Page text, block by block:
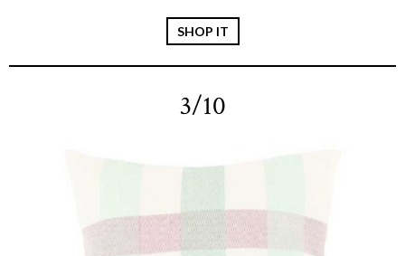
SHOP IT
3/10